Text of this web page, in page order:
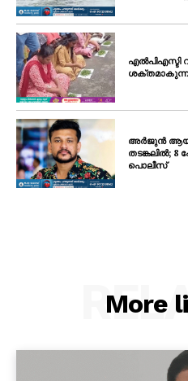
എൽപിഎസ്ടി
അർജുൻ
തടങ്കലിൽ; 8
പൊലീസ്
More